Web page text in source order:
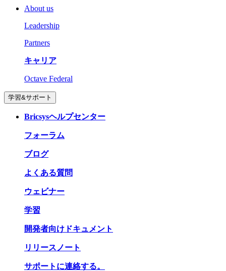
About us
Leadership
Partners
キャリア
Octave Federal
学習&サポート
Bricsysヘルプセンター
フォーラム
ブログ
よくある質問
ウェビナー
学習
開発者向けドキュメント
リリースノート
サポートに連絡する。